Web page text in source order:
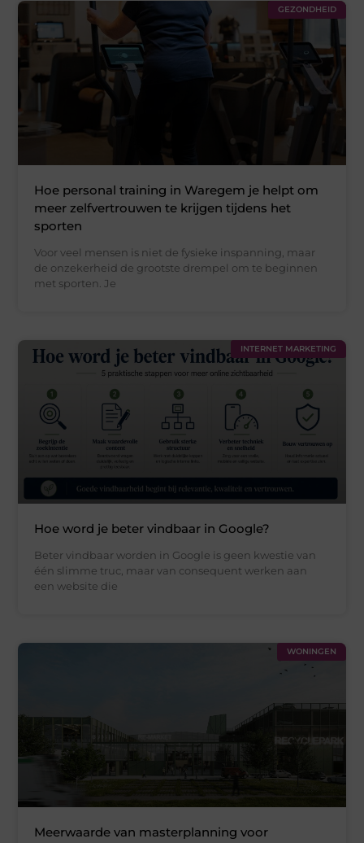
GEZONDHEID
Hoe personal training in Waregem je helpt om
meer zelfvertrouwen te krijgen tijdens het
sporten
Voor veel mensen is niet de fysieke inspanning, maar
de onzekerheid de grootste drempel om te beginnen
met sporten. Je
INTERNET MARKETING
Hoe word je beter vindbaar in Google?
Beter vindbaar worden in Google is geen kwestie van
één slimme truc, maar van consequent werken aan
een website die
WONINGEN
Meerwaarde van masterplanning voor